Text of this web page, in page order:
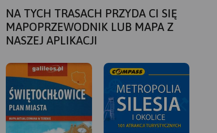
NA TYCH TRASACH PRZYDA CI SIĘ
MAPOPRZEWODNIK LUB MAPA Z
NASZEJ APLIKACJI